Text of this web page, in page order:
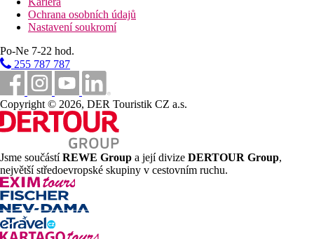
Ochrana osobních údajů
Nastavení soukromí
Po-Ne 7-22 hod.
255 787 787
Copyright © 2026, DER Touristik CZ a.s.
Jsme součástíREWE Group a její divize DERTOUR Group,
největší středoevropské skupiny v cestovním ruchu.